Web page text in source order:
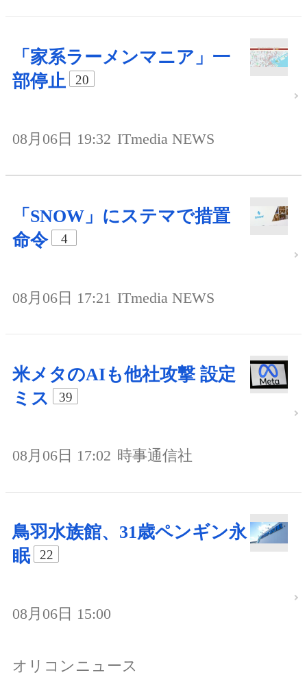
「家系ラーメンマニア」一
部停止
20
08月06日 19:32 ITmedia NEWS
「SNOW」にステマで措置
命令
4
08月06日 17:21 ITmedia NEWS
米メタのAIも他社攻撃 設定
ミス
39
08月06日 17:02 時事通信社
鳥羽水族館、31歳ペンギン永
眠
22
08月06日 15:00
オリコンニュース